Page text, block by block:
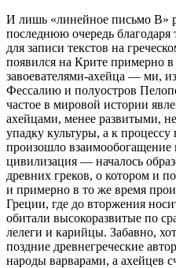
И лишь «линейное письмо В»
последнюю очередь благодаря
для записи текстов на
появился на Крите примерно
завоевателями-ахейца — ми,
Фессалию и полуостров
частое в мировой истории
ахейцами, менее развитыми,
упадку культуры, а к
произошло взаимообогащение
цивилизация — началось
древних греков, о котором и
и примерно в то же время
Греции, где до вторжения
обитали высокоразвитые по
лелеги и карийцы. Забавно,
поздние древнегреческие
народы варварами, а ахейцев